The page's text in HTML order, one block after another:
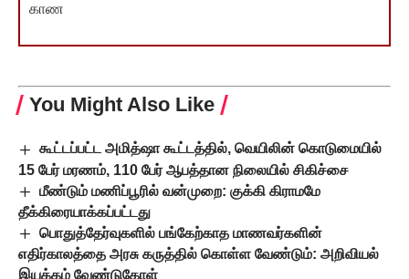
காண
You Might Also Like
கூட்டப்பட்ட அமித்ஷா கூட்டத்தில், வெயிலின் கொடுமையில்
15 பேர் மரணம், 110 பேர் ஆபத்தான நிலையில் சிகிச்சை
மீண்டும் மணிப்பூரில் வன்முறை: குக்கி கிராமமே
தீக்கிரையாக்கப்பட்டது
பொதுத்தேர்வுகளில் பங்கேற்காத மாணவர்களின்
எதிர்காலத்தை அரசு கருத்தில் கொள்ள வேண்டும்: அறிவியல்
இயக்கம் வேண்டுகோள்